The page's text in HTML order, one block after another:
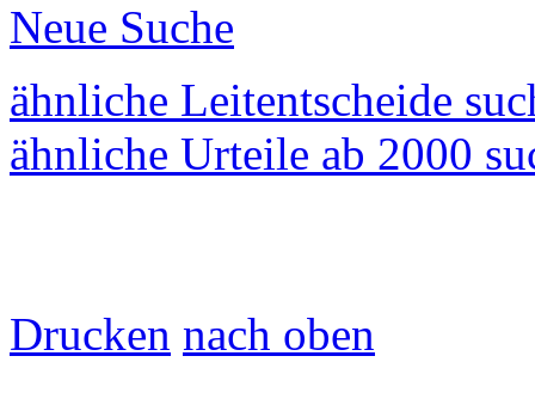
Neue Suche
ähnliche Leitentscheide
ähnliche Urteile ab 2000
Drucken nach oben